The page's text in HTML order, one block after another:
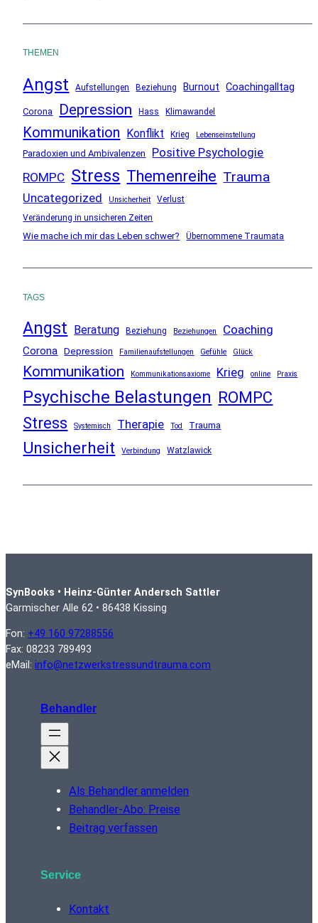
c
v
THEMEN
Angst Aufstellungen Beziehung Burnout Coachingalltag
Corona Depression Hass Klimawandel
Kommunikation Konflikt Krieg Lebenseinstellung
Paradoxien und Ambivalenzen Positive Psychologie
ROMPC Stress Themenreihe Trauma
Uncategorized Unsicherheit
Verlust
Veränderung in unsicheren Zeiten
Wie mache ich mir das Leben schwer? Übernommene Traumata
TAGS
Angst Beratung Beziehung Beziehungen Coaching
Corona Depression Familienaufstellungen Gefühle Glück
Kommunikation Kommunikationsaxiome Krieg online Praxis
Psychische Belastungen ROMPC
Stress
Systemisch Therapie Tod Trauma
Unsicherheit Verbindung Watzlawick
SynBooks • Heinz-Günter Andersch Sattler
Garmischer Alle 62 • 86438 Kissing
Fon: +49 160 97288556
Fax: 08233 789493
eMail: info@netzwerkstressundtrauma.com
Behandler
Als Behandler anmelden
Behandler-Abo: Preise
Beitrag verfassen
Service
Kontakt